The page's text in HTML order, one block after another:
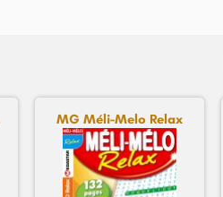
MG Méli-Melo Relax